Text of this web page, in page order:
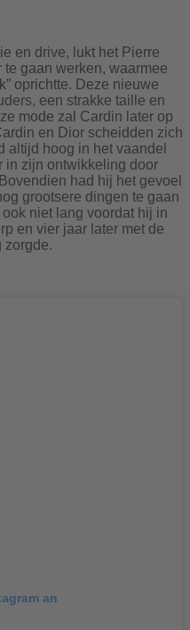
en drive, lukt het Pierre
gaan werken, waarmee
oprichtte. Deze nieuwe
een strakke taille en
mode zal Cardin later op
en Dior scheidden zich
altijd hoog in het vaandel
in zijn ontwikkeling door
had hij het gevoel
grootsere dingen te gaan
niet lang voordat hij in
en vier jaar later met de
zorgde.
an